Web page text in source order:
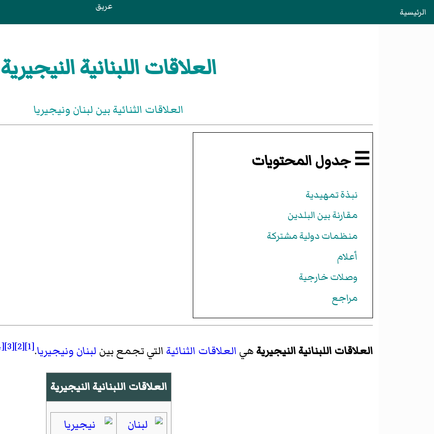
الرئيسية عريق
العلاقات اللبنانية النيجيرية
العلاقات الثنائية بين لبنان ونيجيريا
☰ جدول المحتويات
نبذة تمهيدية
مقارنة بين البلدين
منظمات دولية مشتركة
أعلام
وصلات خارجية
مراجع
العلاقات اللبنانية النيجيريةهي العلاقات الثنائية التي تجمع بين لبنان ونيجيريا.
[1]
[2]
[3]
[4]
العلاقات اللبنانية النيجيرية